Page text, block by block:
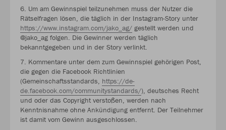
6. Um am Gewinnspiel teilzunehmen muss der Nutzer die
Rätselfragen lösen, die täglich in der Instagram-Story unter
https://www.instagram.com/jako_ag/ gestellt werden und
@jako_ag folgen. Die Gewinner werden täglich
bekanntgegeben und in der Story verlinkt.
7. Kommentare unter dem zum Gewinnspiel gehörigen Post,
die gegen die Facebook Richtlinien
(Gemeinschaftsstandards, https://de-
de.facebook.com/communitystandards/), deutsches Recht
und oder das Copyright verstoßen, werden nach
Kenntnisnahme ohne Ankündigung entfernt. Der Teilnehmer
ist damit vom Gewinn ausgeschlossen.